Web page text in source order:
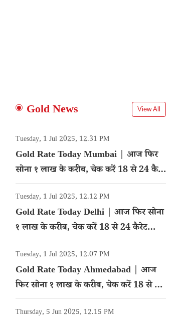
Gold News View All
Tuesday, 1 Jul 2025, 12.31 PM
Gold Rate Today Mumbai | आज फिर
सोना १ लाख के करीब, चेक करें 18 से 24 कैरेट
गोल्ड का रेट
Tuesday, 1 Jul 2025, 12.12 PM
Gold Rate Today Delhi | आज फिर सोना
१ लाख के करीब, चेक करें 18 से 24 कैरेट
गोल्ड का रेट
Tuesday, 1 Jul 2025, 12.07 PM
Gold Rate Today Ahmedabad | आज
फिर सोना १ लाख के करीब, चेक करें 18 से 24
कैरेट गोल्ड का रेट
Thursday, 5 Jun 2025, 12.15 PM